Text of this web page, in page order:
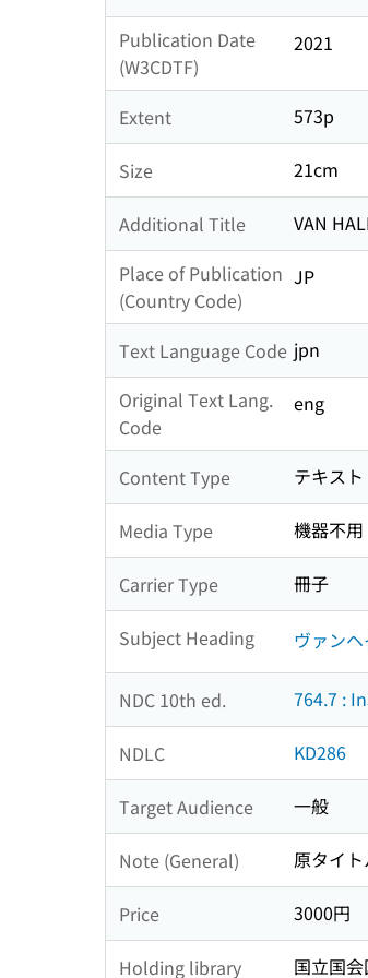
Publication Date
(W3CDTF)
2021
Extent 573p
Size 21cm
Additional Title
VAN
Place of Publication
(Country Code)
JP
Text Language Code jpn
Original Text Lang.
Code
eng
Content Type テキスト
Media Type 機器不用
Carrier Type 冊子
Subject Heading ヴァン
NDC 10th ed. 764.7 :
NDLC KD286
Target Audience 一般
Note (General) 原タイト
Price 3000円
Holding library 国立国